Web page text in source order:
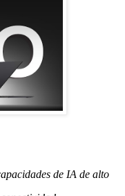
de IA de alto